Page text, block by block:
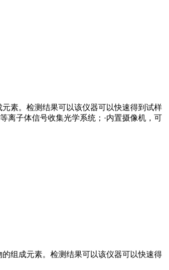
素。检测结果可以该仪器可以快速得到试样
离子体信号收集光学系统；·内置摄像机，可
组成元素。检测结果可以该仪器可以快速得